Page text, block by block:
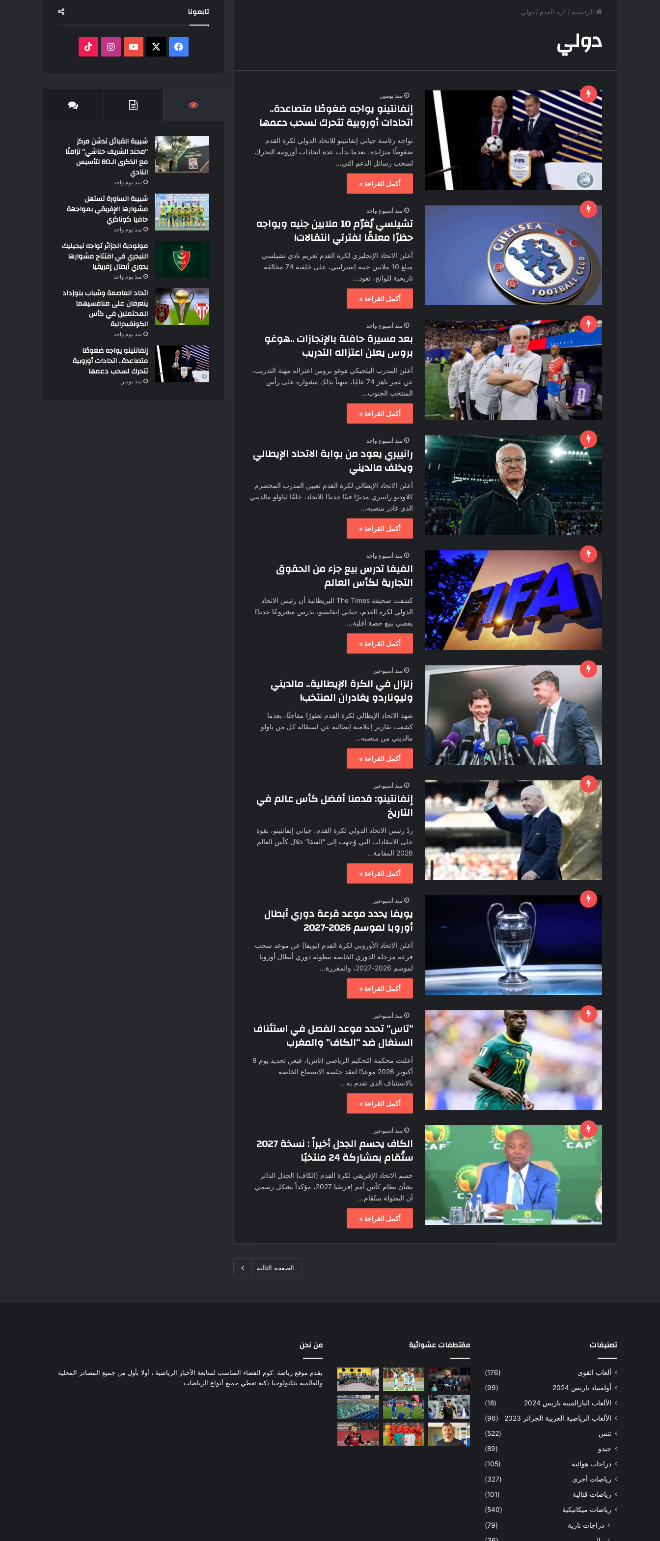
الرئيسية / كرة القدم / دولي
دولي
منذ يومين
إنفانتينو يواجه ضغوطًا متصاعدة..
اتحادات أوروبية تتحرك لسحب دعمها
تواجه رئاسة جياني إنفانتينو للاتحاد الدولي لكرة القدم
ضغوطًا متزايدة، بعدما بدأت عدة اتحادات أوروبية التحرك
لسحب رسائل الدعم التي…
أكمل القراءة »
منذ أسبوع واحد
تشيلسي يُغرّم 10 ملايين جنيه ويواجه
حظرًا معلقًا لفترتي انتقالات!
أعلن الاتحاد الإنجليزي لكرة القدم تغريم نادي تشيلسي
مبلغ 10 ملايين جنيه إسترليني، على خلفية 74 مخالفة
تاريخية للوائح، تعود…
أكمل القراءة »
منذ أسبوع واحد
بعد مسيرة حافلة بالإنجازات ..هوغو
بروس يعلن اعتزاله التدريب
أعلن المدرب البلجيكي هوغو بروس اعتزاله مهنة التدريب،
عن عمر ناهز 74 عامًا، منهياً بذلك مشواره على رأس
المنتخب الجنوب…
أكمل القراءة »
منذ أسبوع واحد
رانييري يعود من بوابة الاتحاد الإيطالي
ويخلف مالديني
أعلن الاتحاد الإيطالي لكرة القدم تعيين المدرب المخضرم
كلاوديو رانييري مديرًا فنيًا جديدًا للاتحاد، خلفًا لباولو مالديني
الذي غادر منصبه…
أكمل القراءة »
منذ أسبوع واحد
الفيفا تدرس بيع جزء من الحقوق
التجارية لكأس العالم
كشفت صحيفة The Times البريطانية أن رئيس الاتحاد
الدولي لكرة القدم، جياني إنفانتينو، يدرس مشروعًا جديدًا
يقضي ببيع حصة أقلية…
أكمل القراءة »
منذ أسبوعين
زلزال في الكرة الإيطالية.. مالديني
وليوناردو يغادران المنتخب!
شهد الاتحاد الإيطالي لكرة القدم تطورًا مفاجئًا، بعدما
كشفت تقارير إعلامية إيطالية عن استقالة كل من باولو
مالديني من منصبه…
أكمل القراءة »
منذ أسبوعين
إنفانتينو: قدمنا أفضل كأس عالم في
التاريخ
ردّ رئيس الاتحاد الدولي لكرة القدم، جياني إنفانتينو، بقوة
على الانتقادات التي وُجهت إلى “الفيفا” خلال كأس العالم
2026 المقامة…
أكمل القراءة »
منذ أسبوعين
يويفا يحدد موعد قرعة دوري أبطال
أوروبا لموسم 2026-2027
أعلن الاتحاد الأوروبي لكرة القدم (يويفا) عن موعد سحب
قرعة مرحلة الدوري الخاصة ببطولة دوري أبطال أوروبا
لموسم 2026-2027، والمقررة…
أكمل القراءة »
منذ أسبوعين
“تاس” تحدد موعد الفصل في استئناف
السنغال ضد “الكاف” والمغرب
أعلنت محكمة التحكيم الرياضي (تاس)، فيعن تحديد يوم 8
أكتوبر 2026 موعدًا لعقد جلسة الاستماع الخاصة
بالاستئناف الذي تقدم به…
أكمل القراءة »
منذ أسبوعين
الكاف يحسم الجدل أخيراً : نسخة 2027
ستُقام بمشاركة 24 منتخبًا
حسم الاتحاد الإفريقي لكرة القدم (الكاف) الجدل الدائر
بشأن نظام كأس أمم إفريقيا 2027، مؤكداً بشكل رسمي
أن البطولة ستُقام…
أكمل القراءة »
الصفحة التالية
تابعونا
ك
u
b
e
ا
ر
ا
o
k
شبيبة القبائل تدشن مركز
“محند الشريف حناشي” تزامنًا
مع الذكرى الـ80 لتأسيس
النادي
منذ يوم واحد
شبيبة الساورة تستهل
مشوارها الإفريقي بمواجهة
حافيا كوناكري
منذ يوم واحد
مولودية الجزائر تواجه نيجيليك
النيجري في افتتاح مشوارها
بدوري أبطال إفريقيا
منذ يوم واحد
اتحاد العاصمة وشباب بلوزداد
يتعرفان على منافسيهما
المحتملين في كأس
الكونفيدرالية
منذ يوم واحد
إنفانتينو يواجه ضغوطًا
متصاعدة.. اتحادات أوروبية
تتحرك لسحب دعمها
منذ يومين
تصنيفات
ألعاب القوى
(176)
أولمبياد باريس 2024
(99)
الألعاب البارالمبية باريس 2024
(18)
الألعاب الرياضية العربية الجزائر 2023
(96)
تنس
(522)
جيدو
(89)
دراجات هوائية
(105)
رياضات أخرى
(327)
رياضات قتالية
(101)
رياضات ميكانيكية
(540)
دراجات نارية
(79)
مقتطفات عشوائية من نحن
يقدم موقع رياضة .كوم الفضاء المناسب لمتابعة الأخبار الرياضية ، أولا بأول من جميع المصادر المحلية
والعالمية بتكنولوجيا ذكية تغطي جميع أنواع الرياضات